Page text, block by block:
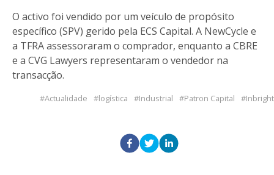
O activo foi vendido por um veículo de propósito
específico (SPV) gerido pela ECS Capital. A NewCycle e
a TFRA assessoraram o comprador, enquanto a CBRE
e a CVG Lawyers representaram o vendedor na
transacção.
Actualidade logística Industrial Patron Capital Inbright